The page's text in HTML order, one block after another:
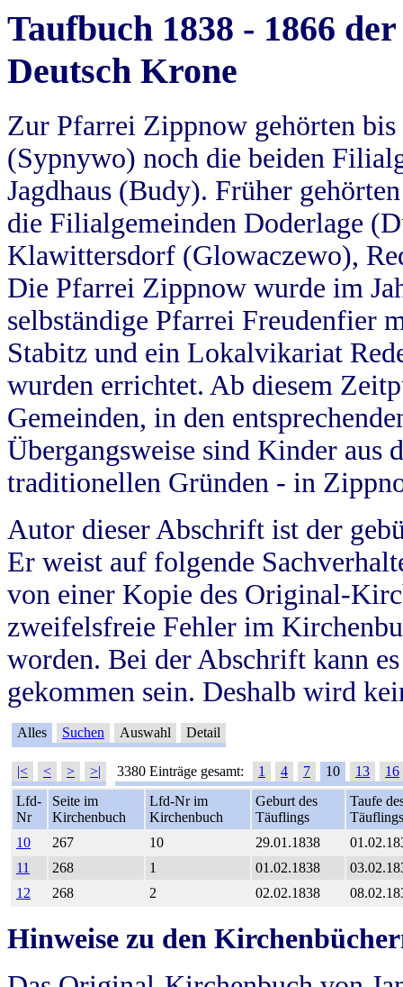
Taufbuch 1838 - 1866
Deutsch Krone
Zur Pfarrei Zippnow gehörten
(Sypnywo) noch die beiden
Jagdhaus (Budy). Früher
die Filialgemeinden Doderlage
Klawittersdorf (Glowaczewo),
Die Pfarrei Zippnow wurde im
selbständige Pfarrei Freudenfier
Stabitz und ein Lokalvikariat
wurden errichtet. Ab diesem
Gemeinden, in den
Übergangsweise sind Kinder aus
traditionellen Gründen - in
Autor dieser Abschrift ist der
Er weist auf folgende
von einer Kopie des Original-
zweifelsfreie Fehler im
worden. Bei der Abschrift kann
gekommen sein. Deshalb wird
Alles Suchen Auswahl Detail
|< < > >| 3380 Einträge gesamt: 1 4 7 10 13
16
Lfd-
Nr
Seite im
Kirchenbuch
Lfd-Nr im
Kirchenbuch
Geburt des
Täuflings
Taufe
Täuflings
10
267 10 29.01.1838
11
268 1 01.02.1838
12
268 2 02.02.1838
Hinweise zu den